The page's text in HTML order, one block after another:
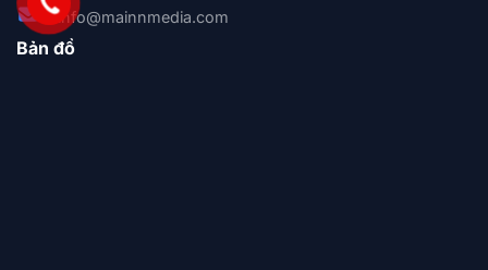
info@mainnmedia.com
Bản đồ